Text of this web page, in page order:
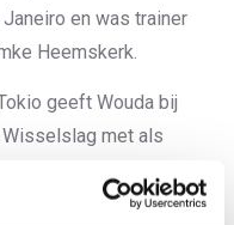
en was trainer
Heemskerk.
geeft Wouda bij
met als